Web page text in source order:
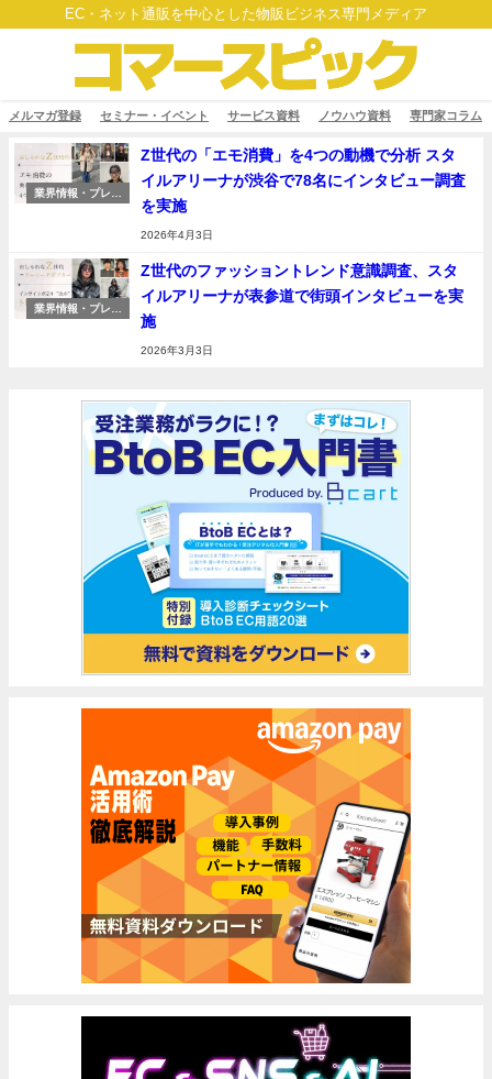
EC・ネット通販を中心とした物販ビジネス専門メディア
メルマガ登録 セミナー・イベント サービス資料 ノウハウ資料 専門家コラム
業界情報・プレス
Z世代の「エモ消費」を4つの動機で分析 スタ
イルアリーナが渋谷で78名にインタビュー調査
を実施
2026年4月3日
業界情報・プレス
Z世代のファッショントレンド意識調査、スタ
イルアリーナが表参道で街頭インタビューを実
施
2026年3月3日